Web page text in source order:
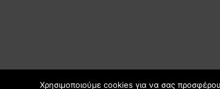
Χρησιμοποιούμε cookies για να σας